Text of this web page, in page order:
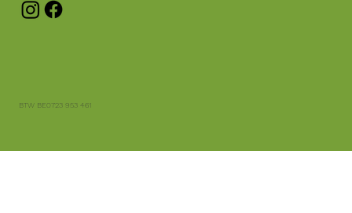
BTW BE0723 953 461